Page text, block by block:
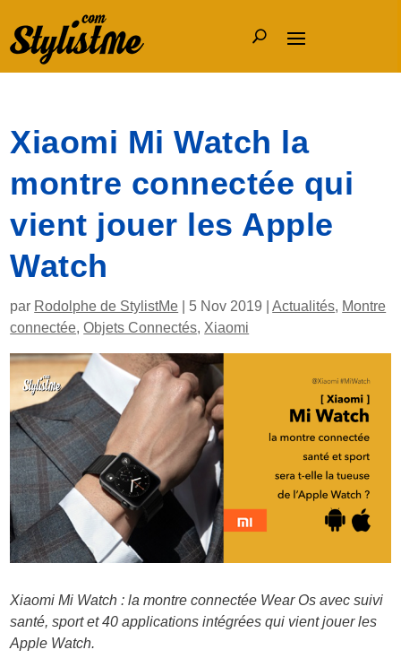
Xiaomi Mi Watch la
montre connectée qui
vient jouer les Apple
Watch
par Rodolphe de StylistMe 5 Nov 2019 |Actualités, Montre
connectée,Objets Connectés, Xiaomi
Xiaomi Mi Watch : la montre connectée Wear Os avec suivi
santé, sport et 40 applications intégrées qui vient jouer les
Apple Watch.